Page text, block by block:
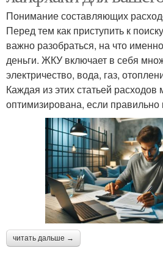
Понимание составляющих
Перед тем как приступить к
важно разобраться, на что
деньги. ЖКУ включает в себя
электричество, вода, газ,
Каждая из этих статьей расходов
оптимизирована, если правильно
читать дальше →